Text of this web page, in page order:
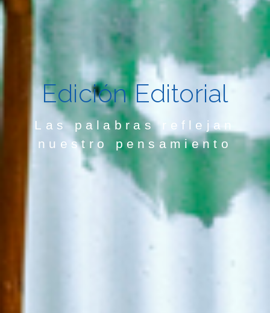
Edición Editorial
Las palabras reflejan
nuestro pensamiento